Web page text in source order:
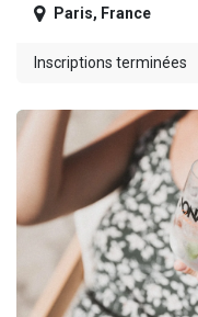
Paris, France
Inscriptions terminées